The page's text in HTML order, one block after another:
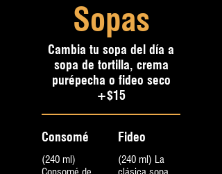
Sopas
Cambia tu sopa del día a
sopa de tortilla, crema
purépecha o fideo seco
+$15
Consomé
(240 ml)
Fideo
(240 ml) La